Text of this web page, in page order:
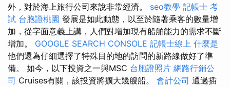
外，對於海上旅行公司來說非常經濟。 seo教學 記帳士 考
試 台胞證桃園 發展是如此動態，以至於隨著乘客的數量增
加，從字面意義上講，人們對增加現有船舶能力的需求不斷
增加。 GOOGLE SEARCH CONSOLE 記帳士線上 什麼是
他們還為仔細選擇了特殊目的地的訪問的新路線做好了準
備。 如今，以下投資之一與MSC 台胞證照片 網路行銷公
司 Cruises有關，該投資將擴大幾艘船。 會計公司 通過插